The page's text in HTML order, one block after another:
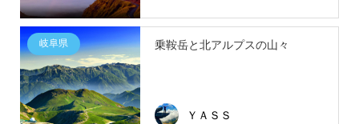
岐阜県 乗鞍岳と北アルプスの山々
ＹＡＳＳ